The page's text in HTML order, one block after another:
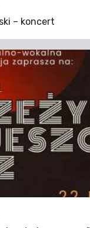
– koncert